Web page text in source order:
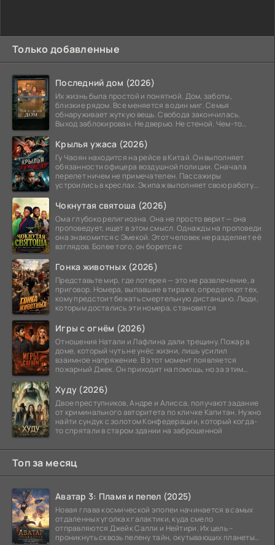
Только добавленные
Последний дом (2026)
Их жизнь была простой и понятной. Дом, заботы,
близкие рядом. Все меняется в один миг. Семья
обнаруживает жуткую вещь. Свобода закончилась.
Выход заблокирован. Не дверью. Не стеной. Чем-то
Крылья ужаса (2026)
Гу Чаоян находится на рейсе в Китай. Он выполняет
обязанности офицера воздушной полиции. Сначала
перелет ничем не примечателен. Пассажиры
устроились в креслах. Экипаж выполняет свою работу.
Чокнутая святоша (2026)
Ома глубоко религиозна. Она не просто верит — она
проповедует, ищет в этом смысл. Однажды на проповеди
она знакомится с Эмекой. Этот человек не разделяет её
взглядов. Более того, он борется с
Гонка животных (2026)
Представьте мир, где лотерея — это не развлечение, а
приговор. Номера, выпавшие в тираже, определяют тех,
кому предстоит бежать смертельную дистанцию. Люди,
которым достались эти номера, становятся
Игры с огнём (2026)
Отношения Натали и Лафлина дали трещину. Пожар в
доме, который чуть не унёс жизни, лишь усилил
взаимное напряжение. В этот момент появляется
пожарный Джек. Он приходит на помощь, но за этим
Худу (2026)
Двое преступников, Андре и Алисса, получают задание
от криминального авторитета по кличке Капитан. Нужно
найти сундук с золотом Конфедерации, который когда-
то спрятали в старом здании на заброшенной
Топ за месяц
Аватар 3: Пламя и пепел (2025)
Новая глава космической эпопеи начинается в самых
отдаленных уголках галактики, куда смело
отправляются Джейк Салли и Нейтири. Их цель –
проникнуть сквозь пелену тайн, окутывающих планеты